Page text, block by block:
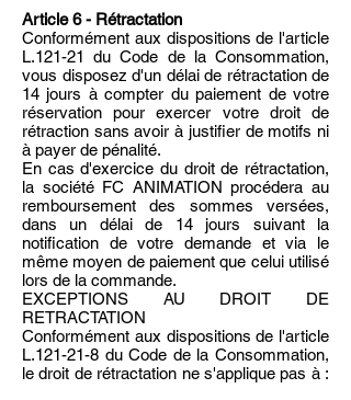
Article 6 - Rétractation
Conformément aux dispositions de l'article
L.121-21 du Code de la Consommation,
vous disposez d'un délai de rétractation de
14 jours à compter du paiement de votre
réservation pour exercer votre droit de
rétraction sans avoir à justifier de motifs ni
à payer de pénalité.
En cas d'exercice du droit de rétractation,
la société FC ANIMATION procédera au
remboursement des sommes versées,
dans un délai de 14 jours suivant la
notification de votre demande et via le
même moyen de paiement que celui utilisé
lors de la commande.
EXCEPTIONS AU DROIT DE
RETRACTATION
Conformément aux dispositions de l'article
L.121-21-8 du Code de la Consommation,
le droit de rétractation ne s'applique pas à :